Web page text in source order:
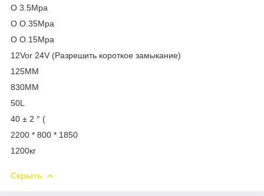
О 3.5Мра
О О.35Мра
О О.15Мра
12Vor 24V (Разрешить короткое замыкание)
125ММ
830ММ
50L
40 ± 2 ° (
2200 * 800 * 1850
1200кг
Скрыть